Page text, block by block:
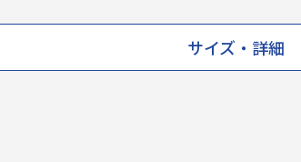
サイズ・詳細